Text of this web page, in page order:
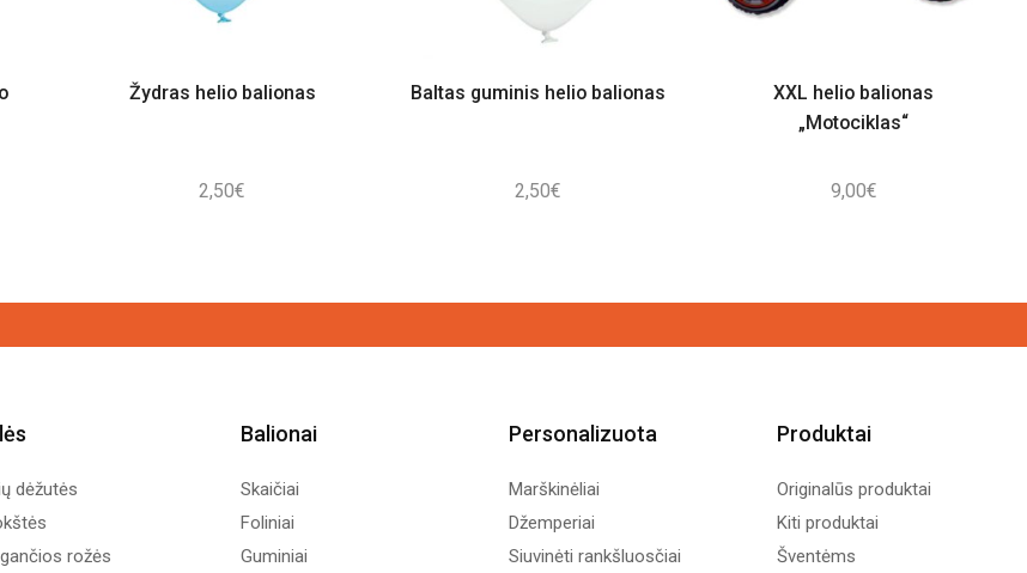
Žydras helio balionas
2,50€
Baltas guminis helio balionas
2,50€
XXL helio balionas
„Motociklas“
9,00€
dėžutės
rožės
Balionai
Skaičiai
Foliniai
Guminiai
Personalizuota
Marškinėliai
Džemperiai
Siuvinėti rankšluosčiai
Produktai
Originalūs produktai
Kiti produktai
Šventėms